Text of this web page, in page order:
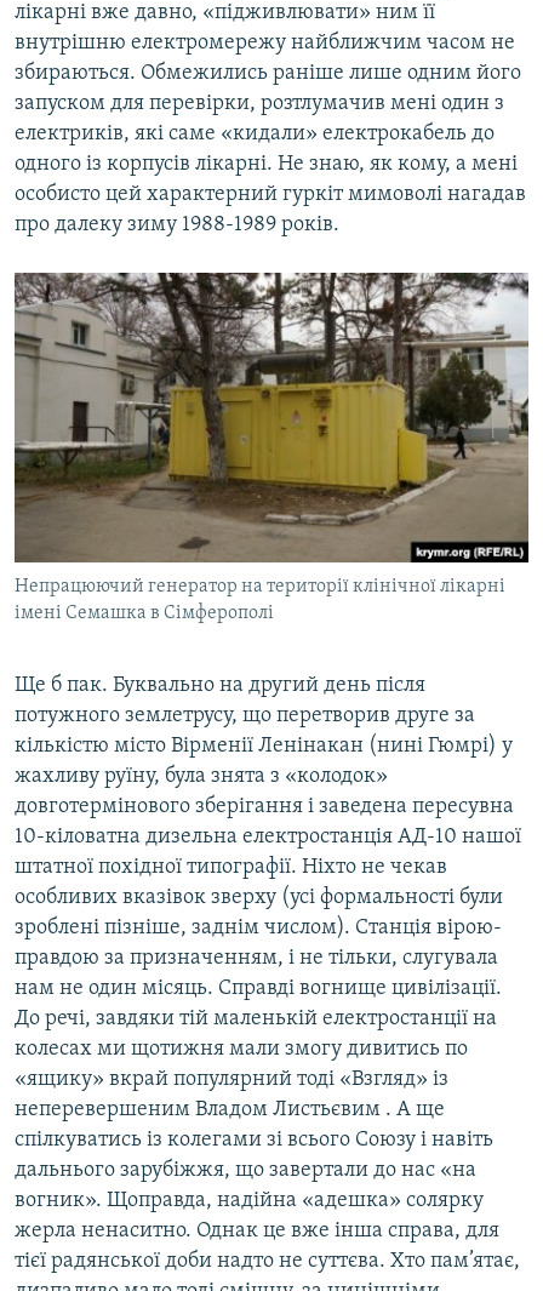
лікарні вже давно, «підживлювати» ним її
внутрішню електромережу найближчим часом не
збираються. Обмежились раніше лише одним його
запуском для перевірки, розтлумачив мені один з
електриків, які саме «кидали» електрокабель до
одного із корпусів лікарні. Не знаю, як кому, а мені
особисто цей характерний гуркіт мимоволі нагадав
про далеку зиму 1988-1989 років.
Непрацюючий генератор на території клінічної лікарні
імені Семашка в Сімферополі
Ще б пак. Буквально на другий день після
потужного землетрусу, що перетворив друге за
кількістю місто Вірменії Ленінакан (нині Гюмрі) у
жахливу руїну, була знята з «колодок»
довготермінового зберігання і заведена пересувна
10-кіловатна дизельна електростанція АД-10 нашої
штатної похідної типографії. Ніхто не чекав
особливих вказівок зверху (усі формальності були
зроблені пізніше, заднім числом). Станція вірою-
правдою за призначенням, і не тільки, слугувала
нам не один місяць. Справді вогнище цивілізації.
До речі, завдяки тій маленькій електростанції на
колесах ми щотижня мали змогу дивитись по
«ящику» вкрай популярний тоді «Взгляд» із
неперевершеним Владом Листьєвим . А ще
спілкуватись із колегами зі всього Союзу і навіть
дальнього зарубіжжя, що завертали до нас «на
вогник». Щоправда, надійна «адешка» солярку
жерла ненаситно. Однак це вже інша справа, для
тієї радянської доби надто не суттєва. Хто пам’ятає,